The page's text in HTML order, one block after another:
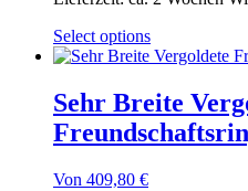
Select options
Sehr Breite
Von 409,80 €